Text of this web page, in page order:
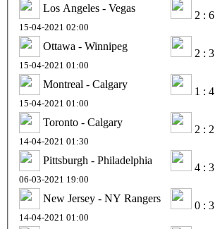
Los Angeles - Vegas
2 : 6
15-04-2021 02:00
Ottawa - Winnipeg
2 : 3
15-04-2021 01:00
Montreal - Calgary
1 : 4
15-04-2021 01:00
Toronto - Calgary
2 : 2
14-04-2021 01:30
Pittsburgh - Philadelphia
4 : 3
06-03-2021 19:00
New Jersey - NY Rangers
0 : 3
14-04-2021 01:00